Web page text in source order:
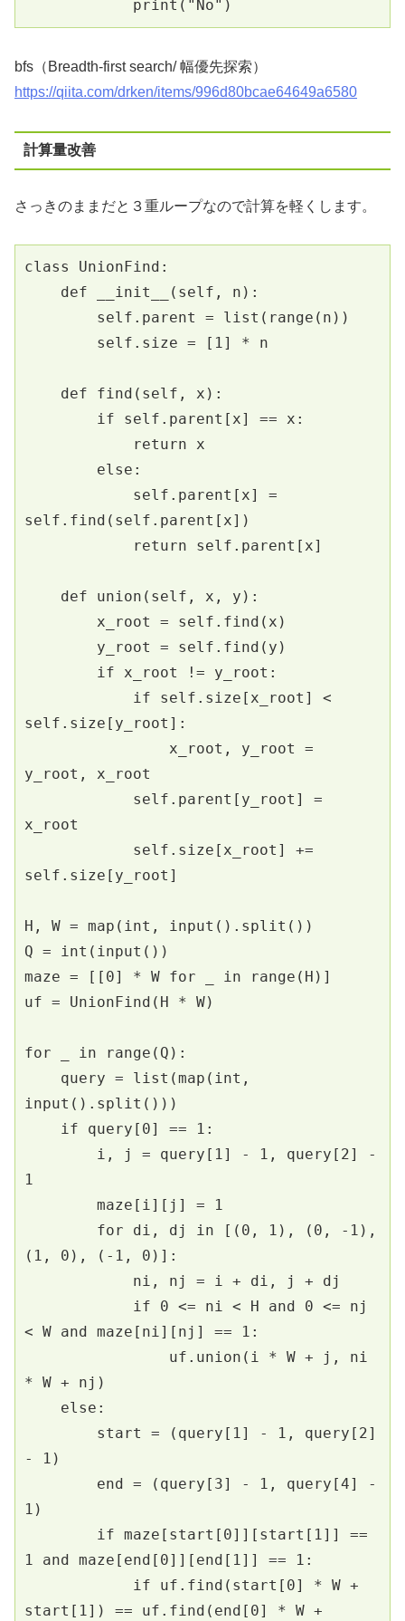
            print("No")
bfs（Breadth-first search/ 幅優先探索）
https://qiita.com/drken/items/996d80bcae64649a6580
計算量改善
さっきのままだと３重ループなので計算を軽くします。
class UnionFind:
    def __init__(self, n):
        self.parent = list(range(n))
        self.size = [1] * n
    def find(self, x):
        if self.parent[x] == x:
            return x
        else:
self.find(self.parent[x])
            return self.parent[x]
    def union(self, x, y):
        x_root = self.find(x)
        y_root = self.find(y)
        if x_root != y_root:
self.size[y_root]:
y_root, x_root
x_root
self.size[y_root]
H, W = map(int, input().split())
Q = int(input())
maze = [[0] * W for _ in range(H)]
uf = UnionFind(H * W)
for _ in range(Q):
input().split()))
    if query[0] == 1:
1
        maze[i][j] = 1
(1, 0), (-1, 0)]:
            ni, nj = i + di, j + dj
< W and maze[ni][nj] == 1:
* W + nj)
    else:
- 1)
1)
1 and maze[end[0]][end[1]] == 1:
start[1]) == uf.find(end[0] * W +